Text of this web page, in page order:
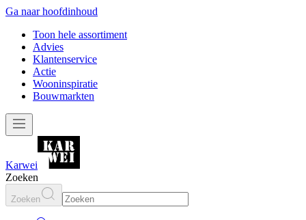
Ga naar hoofdinhoud
Toon hele assortiment
Advies
Klantenservice
Actie
Wooninspiratie
Bouwmarkten
Karwei
Zoeken
Zoeken